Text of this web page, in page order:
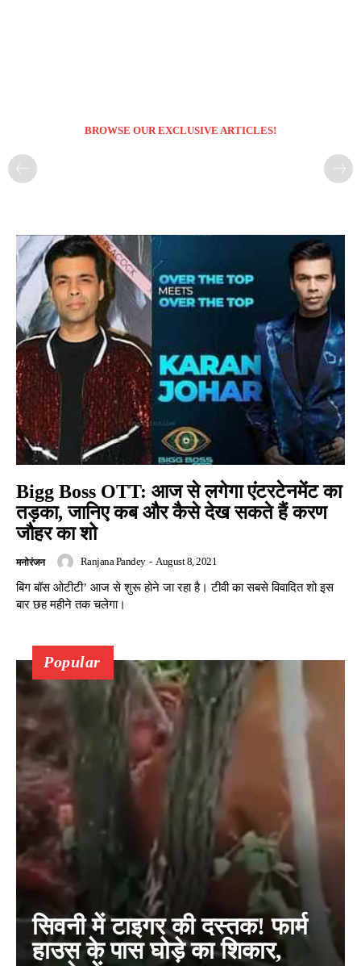
BROWSE OUR EXCLUSIVE ARTICLES!
Bigg Boss OTT: आज से लगेगा एंटरटेनमेंट का
तड़का, जानिए कब और कैसे देख सकते हैं करण
जौहर का शो
मनोरंजन Ranjana Pandey - August 8, 2021
बिग बॉस ओटीटी’ आज से शुरू होने जा रहा है। टीवी का सबसे विवादित शो इस
बार छह महीने तक चलेगा।
Popular
सिवनी में टाइगर की दस्तक! फार्म
हाउस के पास घोड़े का शिकार,